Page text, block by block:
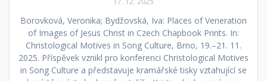
Borovková, Veronika; Bydžovská, Iva: Places of Veneration
of Images of Jesus Christ in Czech Chapbook Prints. In:
Christological Motives in Song Culture, Brno, 19.–21. 11.
2025. Příspěvek vznikl pro konferenci Christological Motives
in Song Culture a představuje kramářské tisky vztahující se